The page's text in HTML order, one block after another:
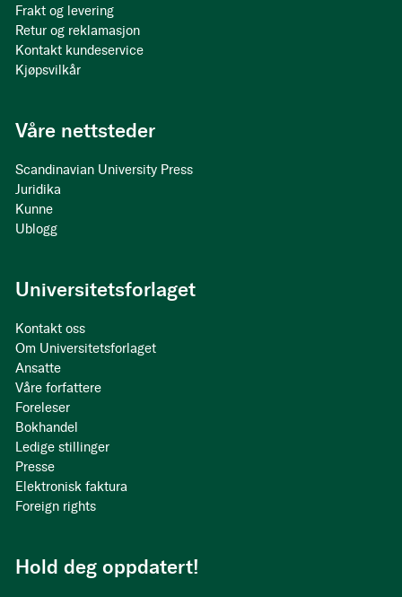
Frakt og levering
Retur og reklamasjon
Kontakt kundeservice
Kjøpsvilkår
Våre nettsteder
Scandinavian University Press
Juridika
Kunne
Ublogg
Universitetsforlaget
Kontakt oss
Om Universitetsforlaget
Ansatte
Våre forfattere
Foreleser
Bokhandel
Ledige stillinger
Presse
Elektronisk faktura
Foreign rights
Hold deg oppdatert!